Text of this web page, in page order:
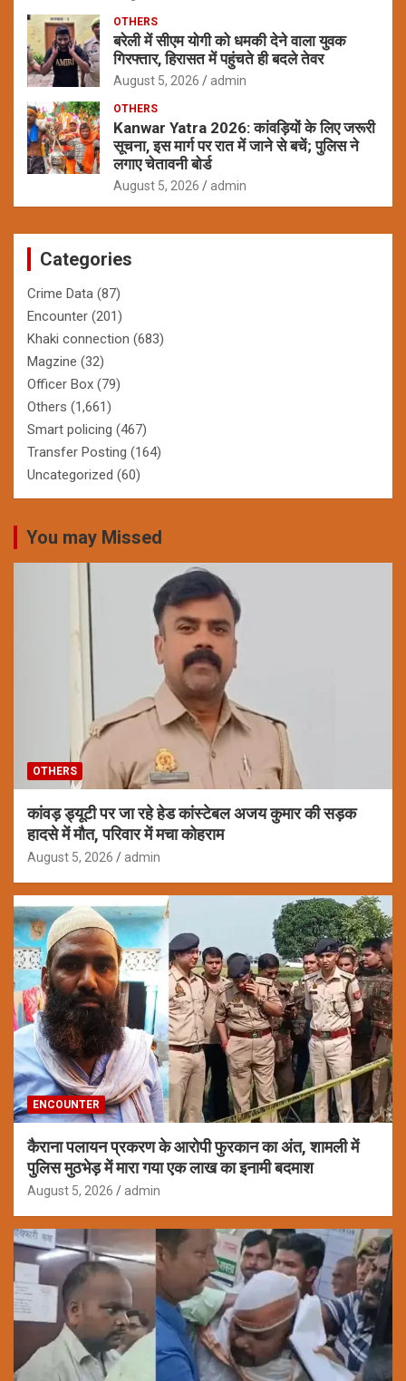
OTHERS
बरेली में सीएम योगी को धमकी देने वाला युवक
गिरफ्तार, हिरासत में पहुंचते ही बदले तेवर
August 5, 2026 admin
OTHERS
Kanwar Yatra 2026: कांवड़ियों के लिए जरूरी
सूचना, इस मार्ग पर रात में जाने से बचें; पुलिस ने
लगाए चेतावनी बोर्ड
August 5, 2026 admin
Categories
Crime Data (87)
Encounter (201)
Khaki connection (683)
Magzine (32)
Officer Box (79)
Others (1,661)
Smart policing (467)
Transfer Posting (164)
Uncategorized (60)
You may Missed
OTHERS
कांवड़ ड्यूटी पर जा रहे हेड कांस्टेबल अजय कुमार की सड़क
हादसे में मौत, परिवार में मचा कोहराम
August 5, 2026 admin
ENCOUNTER
कैराना पलायन प्रकरण के आरोपी फुरकान का अंत, शामली में
पुलिस मुठभेड़ में मारा गया एक लाख का इनामी बदमाश
August 5, 2026 admin